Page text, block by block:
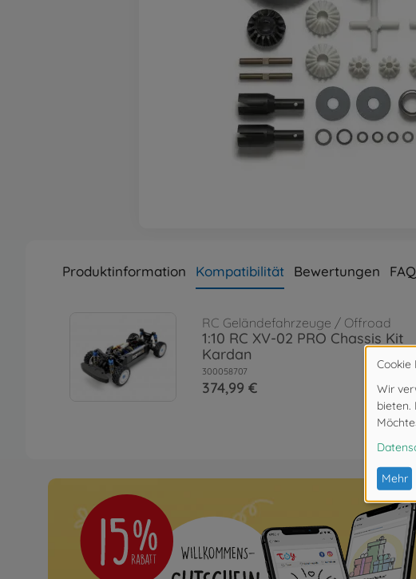
Produktinformation Kompatibilität Bewertungen FAQ
RC Geländefahrzeuge / Offroad
1:10 RC XV-02 PRO Chassis Kit
Kardan
300058707
374,99 €